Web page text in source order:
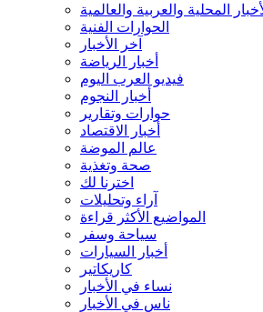
المحلية والعربية والعالمية
الحوارات الفنية
آخر الأخبار
أخبار الرياضة
فيديو العرب اليوم
أخبار النجوم
حوارات وتقارير
أخبار الاقتصاد
عالم الموضة
صحة وتغذية
اخترنا لك
آراء وتحليلات
المواضيع الأكثر قراءة
سياحة وسفر
أخبار السيارات
كاريكاتير
نساء في الأخبار
ناس في الأخبار